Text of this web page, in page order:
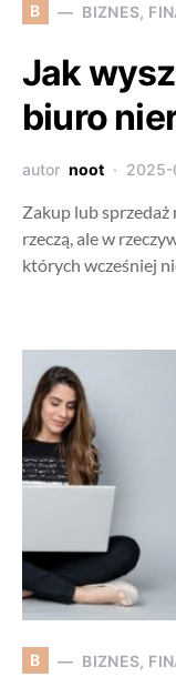
B BIZNES,
Jak
biuro
autor noot 2025-
Zakup lub sprzedaż
rzeczą, ale w
których wcześniej
B BIZNES,